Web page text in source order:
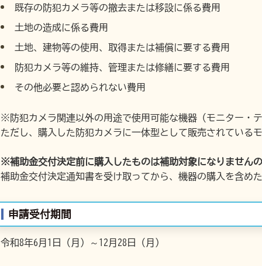
既存の防犯カメラ等の撤去または移設に係る費用
土地の造成に係る費用
土地、建物等の使用、取得または補償に要する費用
防犯カメラ等の維持、管理または修繕に要する費用
その他必要と認められない費用
※防犯カメラ関連以外の用途で使用可能な機器（モニター・
ただし、購入した防犯カメラに一体型として販売されている
※補助金交付決定前に購入したものは補助対象になりませんの
補助金交付決定通知書を受け取ってから、機器の購入を含め
申請受付期間
令和8年6月1日（月）～12月28日（月）